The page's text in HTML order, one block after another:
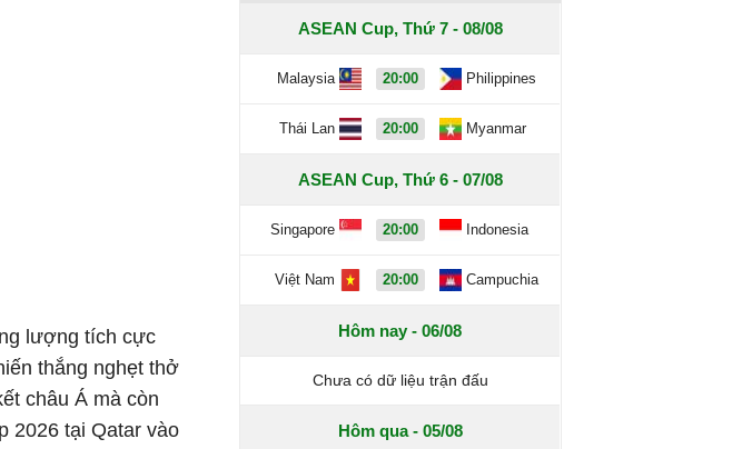
lượng tích cực
thắng nghẹt thở
châu Á mà còn
2026 tại Qatar vào
ASEAN Cup, Thứ 7 - 08/08
Malaysia 20:00 Philippines
Thái Lan 20:00 Myanmar
ASEAN Cup, Thứ 6 - 07/08
Singapore 20:00 Indonesia
Việt Nam 20:00 Campuchia
Hôm nay - 06/08
Chưa có dữ liệu trận đấu
Hôm qua - 05/08